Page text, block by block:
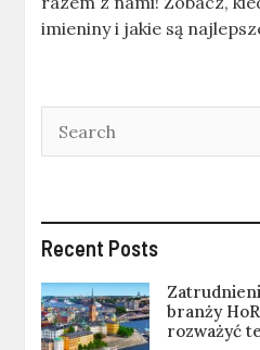
imieniny i jakie są
Recent Posts
branży
rozważyć